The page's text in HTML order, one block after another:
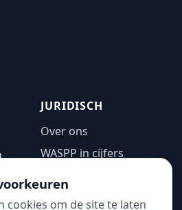
JURIDISCH
Over ons
WASPP in cijfers
Privacybeleid
cookies om de site te laten